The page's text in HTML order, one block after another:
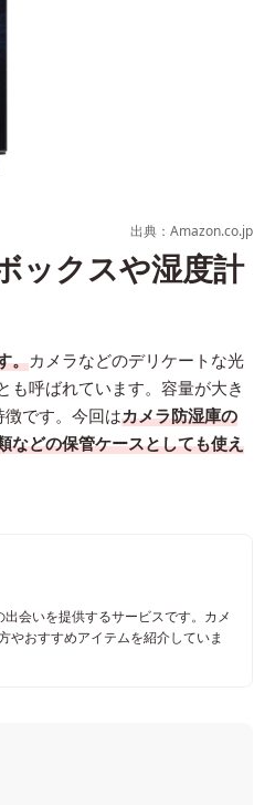
出典：Amazon.co.jp
ックスや湿度計
。カメラなどのデリケートな光
も呼ばれています。容量が大き
です。今回はカメラ防湿庫の
などの保管ケースとしても使え
会いを提供するサービスです。カメ
やおすすめアイテムを紹介していま